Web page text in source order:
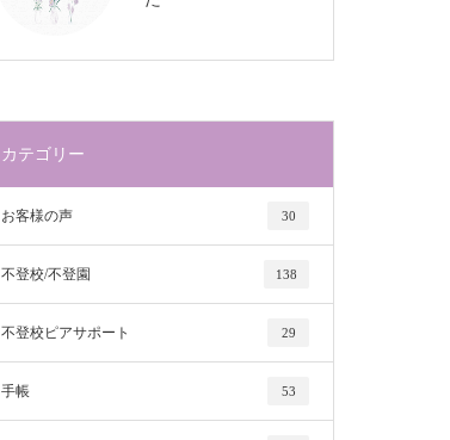
カテゴリー
お客様の声 30
不登校/不登園 138
不登校ピアサポート 29
手帳 53